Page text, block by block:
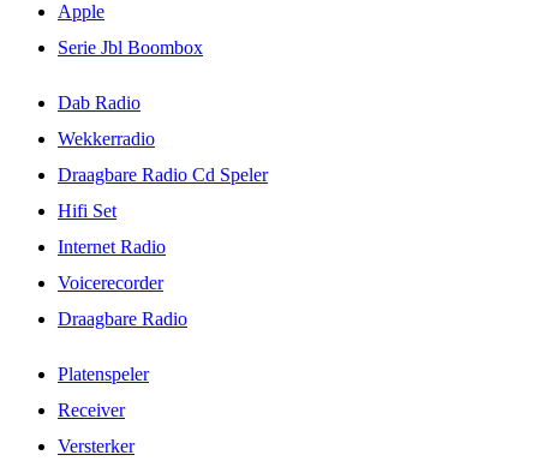
Apple
Serie Jbl Boombox
Dab Radio
Wekkerradio
Draagbare Radio Cd Speler
Hifi Set
Internet Radio
Voicerecorder
Draagbare Radio
Platenspeler
Receiver
Versterker